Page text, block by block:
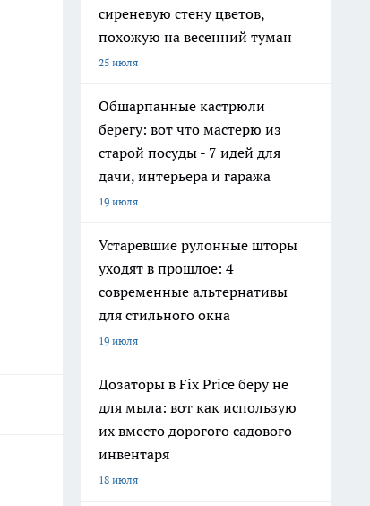
сиреневую стену цветов,
похожую на весенний туман
25 июля
Обшарпанные кастрюли
берегу: вот что мастерю из
старой посуды - 7 идей для
дачи, интерьера и гаража
19 июля
Устаревшие рулонные шторы
уходят в прошлое: 4
современные альтернативы
для стильного окна
19 июля
Дозаторы в Fix Price беру не
для мыла: вот как использую
их вместо дорогого садового
инвентаря
18 июля